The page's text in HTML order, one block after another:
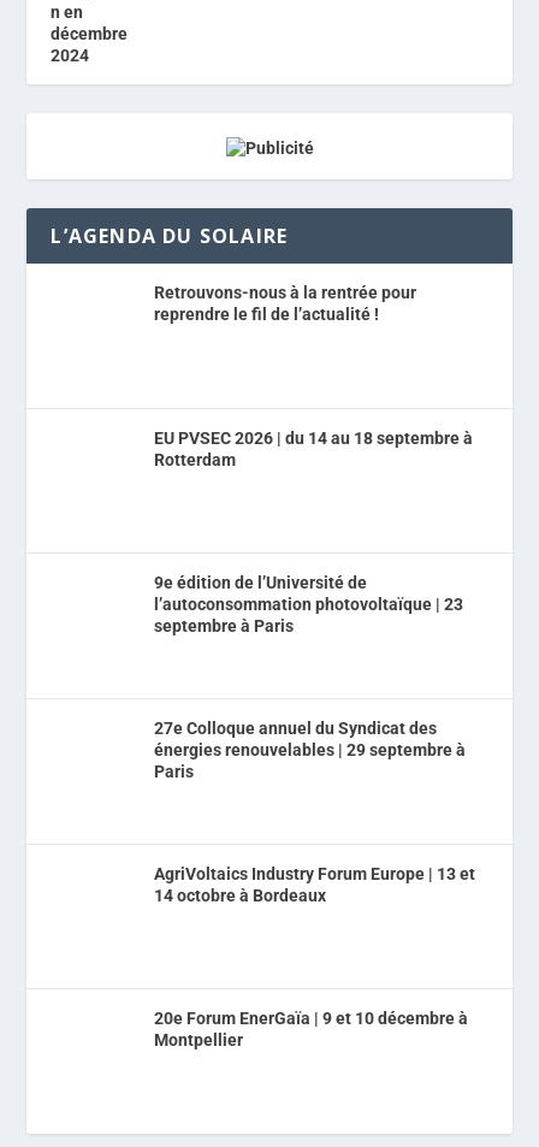
L’AGENDA DU SOLAIRE
Retrouvons-nous à la rentrée pour
reprendre le fil de l’actualité !
EU PVSEC 2026 | du 14 au 18 septembre à
Rotterdam
9e édition de l’Université de
l’autoconsommation photovoltaïque | 23
septembre à Paris
27e Colloque annuel du Syndicat des
énergies renouvelables | 29 septembre à
Paris
AgriVoltaics Industry Forum Europe | 13 et
14 octobre à Bordeaux
20e Forum EnerGaïa | 9 et 10 décembre à
Montpellier